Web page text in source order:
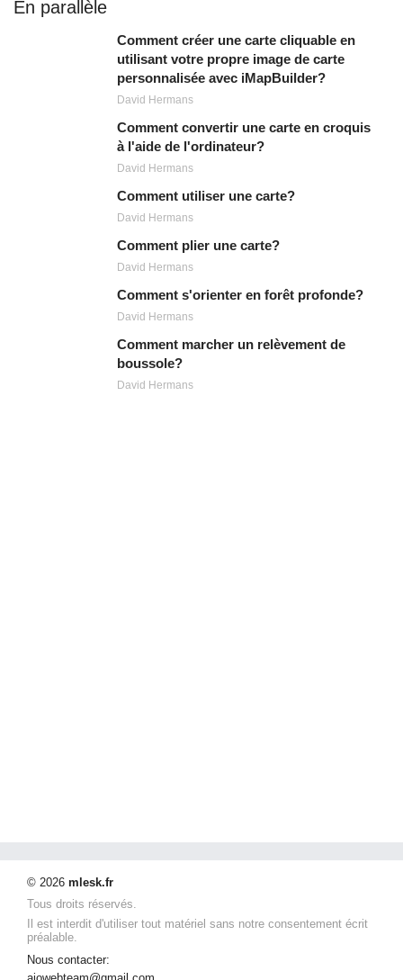
En parallèle
Comment créer une carte cliquable en
utilisant votre propre image de carte
personnalisée avec iMapBuilder?
David Hermans
Comment convertir une carte en croquis
à l'aide de l'ordinateur?
David Hermans
Comment utiliser une carte?
David Hermans
Comment plier une carte?
David Hermans
Comment s'orienter en forêt profonde?
David Hermans
Comment marcher un relèvement de
boussole?
David Hermans
© 2026 mlesk.fr
Tous droits réservés.
Il est interdit d'utiliser tout matériel sans notre consentement écrit
préalable.
Nous contacter: